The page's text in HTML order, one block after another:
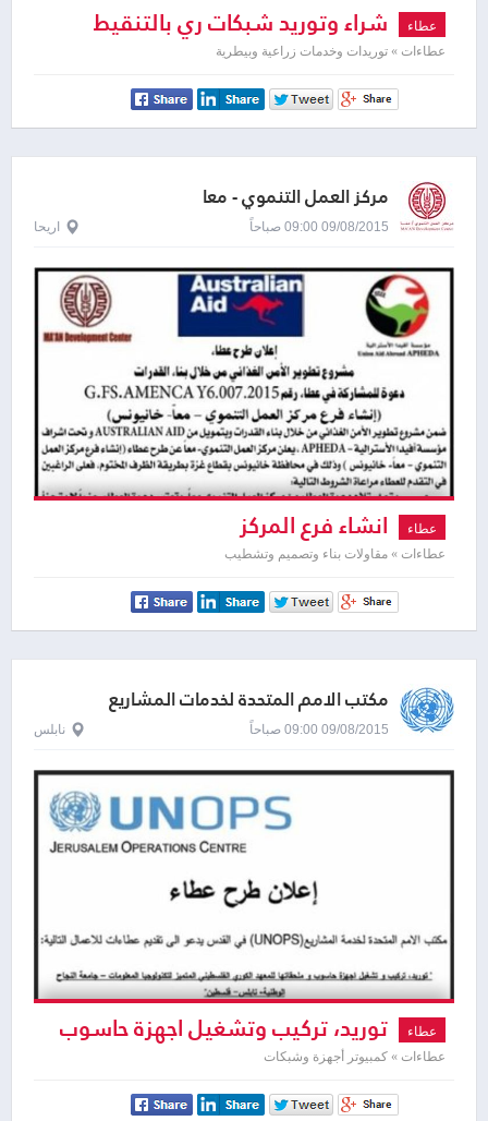
عطاء شراء وتوريد شبكات ري بالتنقيط
عطاءات » توريدات وخدمات زراعية وبيطرية
مركز العمل التنموي - معا
09/08/2015 09:00 صباحاً اريحا
عطاء انشاء فرع المركز
عطاءات » مقاولات بناء وتصميم وتشطيب
مكتب الامم المتحدة لخدمات المشاريع
09/08/2015 09:00 صباحاً نابلس
عطاء توريد، تركيب وتشغيل اجهزة حاسوب
وملحقاتها
عطاءات » كمبيوتر أجهزة وشبكات